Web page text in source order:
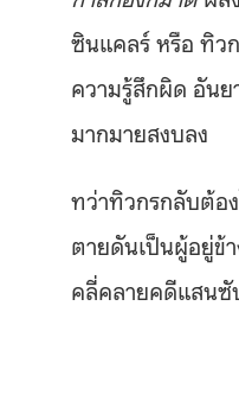
ซินแคลร์ หรือ ทิว
ความรู้สึกผิด อันย
มากมายสงบลง
ทว่าทิวกรกลับต้อ
ตายดันเป็นผู้อยู่ข้
คลี่คลายคดีแสนซั